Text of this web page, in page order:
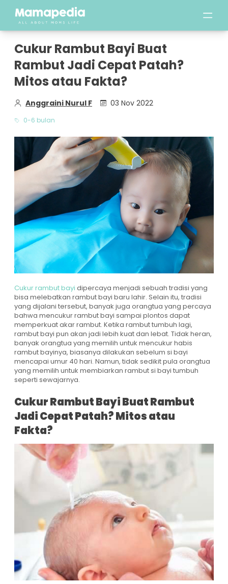
Cukur Rambut Bayi Buat
Rambut Jadi Cepat Patah?
Mitos atau Fakta?
Anggraini Nurul F 03 Nov 2022
0-6 bulan
Cukur rambut bayi dipercaya menjadi sebuah tradisi yang
bisa melebatkan rambut bayi baru lahir. Selain itu, tradisi
yang dijalani tersebut, banyak juga orangtua yang percaya
bahwa mencukur rambut bayi sampai plontos dapat
memperkuat akar rambut. Ketika rambut tumbuh lagi,
rambut bayi pun akan jadi lebih kuat dan lebat. Tidak heran,
banyak orangtua yang memilih untuk mencukur habis
rambut bayinya, biasanya dilakukan sebelum si bayi
mencapai umur 40 hari. Namun, tidak sedikit pula orangtua
yang memilih untuk membiarkan rambut si bayi tumbuh
seperti sewajarnya.
Cukur Rambut Bayi Buat Rambut
Jadi Cepat Patah? Mitos atau
Fakta?